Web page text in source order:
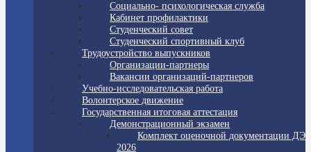
Социально- психологическая служба
Кабинет профилактики
Студенческий совет
Студенческий спортивный клуб
Трудоустройство выпускников
Организации-партнеры
Вакансии организаций-партнеров
Учебно-исследовательская работа
Волонтерское движение
Государственная итоговая аттестация
Демонстрационный экзамен
Комплект оценочной документации ДЭ
2026